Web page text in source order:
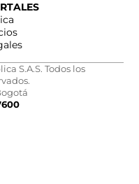
S.A.S. Todos los